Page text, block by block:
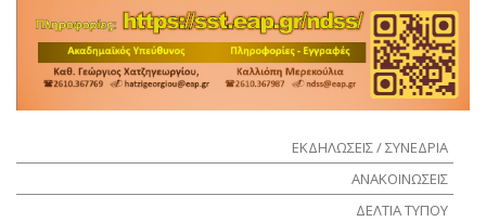
ΕΚΔΗΛΩΣΕΙΣ / ΣΥΝΕΔΡΙΑ
ΑΝΑΚΟΙΝΩΣΕΙΣ
ΔΕΛΤΙΑ ΤΥΠΟΥ